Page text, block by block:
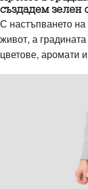
създадем зелен
С настъпването
живот, а
цветове, аромати